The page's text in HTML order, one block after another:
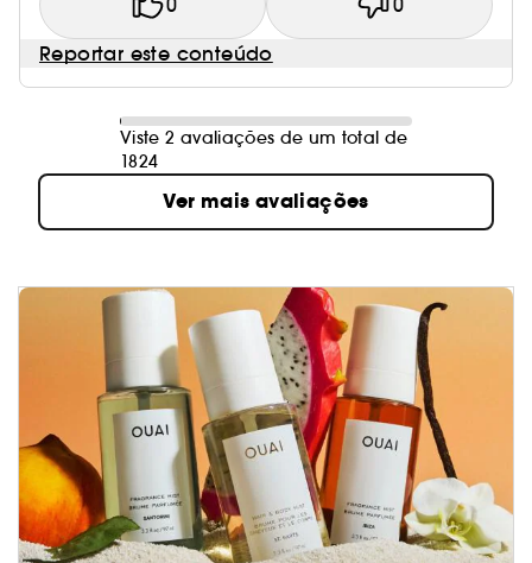
0 0
Reportar este conteúdo
Viste 2 avaliações de um total de
1824
Ver mais avaliações